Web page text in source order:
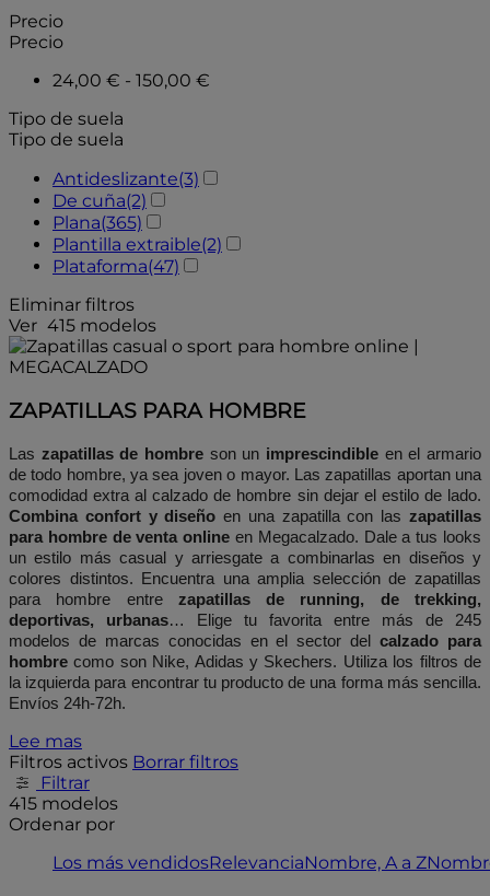
Precio
Precio
24,00 € - 150,00 €
Tipo de suela
Tipo de suela
Antideslizante(3)
De cuña(2)
Plana(365)
Plantilla extraible(2)
Plataforma(47)
Eliminar filtros
Ver 415 modelos
ZAPATILLAS PARA HOMBRE
Las zapatillas de hombre son un imprescindible en el armario
de todo hombre, ya sea joven o mayor. Las zapatillas aportan una
Combina confort y diseño en una zapatilla con las zapatillas
para hombre de venta online en Megacalzado. Dale a tus looks
un estilo más casual y arriesgate a combinarlas en diseños y
colores distintos. Encuentra una amplia selección de zapatillas
para hombre entre zapatillas de running, de trekking,
deportivas, urbanas… Elige tu favorita entre más de 245
modelos de marcas conocidas en el sector del calzado para
hombre como son Nike, Adidas y Skechers. Utiliza los filtros de
la izquierda para encontrar tu producto de una forma más sencilla.
Envíos 24h-72h.
Lee mas
Filtros activos Borrar filtros
Filtrar
415 modelos
Ordenar por
Los más vendidosRelevanciaNombre, A a Z